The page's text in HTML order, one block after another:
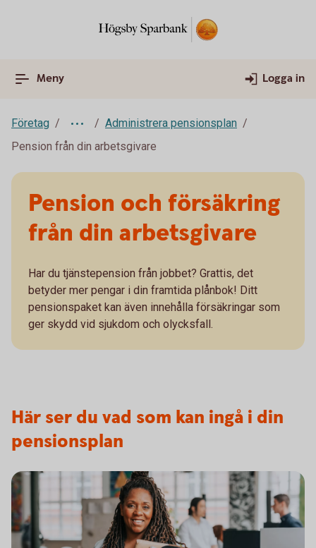
Meny Logga in
Företag
Administrera pensionsplan
Pension från din arbetsgivare
Pension och försäkring
från din arbetsgivare
Har du tjänstepension från jobbet? Grattis, det
betyder mer pengar i din framtida plånbok! Ditt
pensionspaket kan även innehålla försäkringar som
ger skydd vid sjukdom och olycksfall.
Här ser du vad som kan ingå i din
pensionsplan